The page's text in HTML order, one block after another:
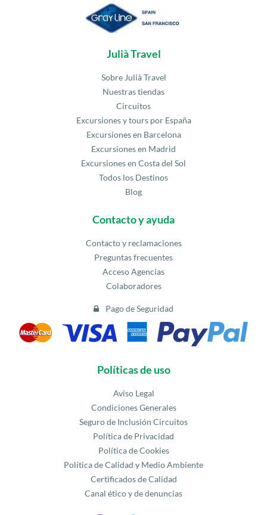
Julià Travel
Sobre Julià Travel
Nuestras tiendas
Circuitos
Excursiones y tours por España
Excursiones en Barcelona
Excursiones en Madrid
Excursiones en Costa del Sol
Todos los Destinos
Blog
Contacto y ayuda
Contacto y reclamaciones
Preguntas frecuentes
Acceso Agencias
Colaboradores
Pago de Seguridad
Políticas de uso
Aviso Legal
Condiciones Generales
Seguro de Inclusión Circuitos
Política de Privacidad
Política de Cookies
Política de Calidad y Medio Ambiente
Certificados de Calidad
Canal ético y de denuncias